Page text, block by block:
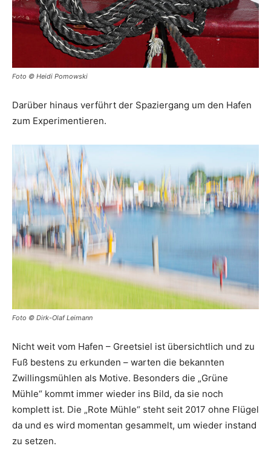
Foto © Heidi Pomowski
Darüber hinaus verführt der Spaziergang um den Hafen
zum Experimentieren.
Foto © Dirk-Olaf Leimann
Nicht weit vom Hafen – Greetsiel ist übersichtlich und zu
Fuß bestens zu erkunden – warten die bekannten
Zwillingsmühlen als Motive. Besonders die „Grüne
Mühle“ kommt immer wieder ins Bild, da sie noch
komplett ist. Die „Rote Mühle“ steht seit 2017 ohne Flügel
da und es wird momentan gesammelt, um wieder instand
zu setzen.